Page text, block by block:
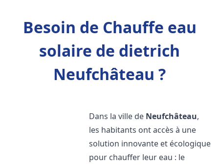
Besoin de Chauffe eau
solaire de dietrich
Neufchâteau ?
Dans la ville de Neufchâteau,
les habitants ont accès à une
solution innovante et écologique
pour chauffer leur eau : le